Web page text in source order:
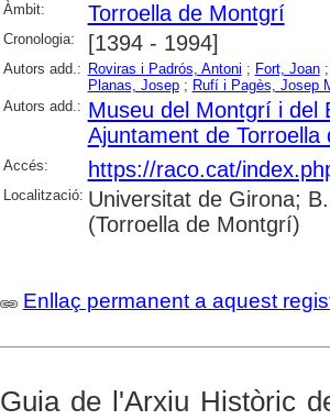
Àmbit: Torroella de Montgrí
Cronologia: [1394 - 1994]
Autors add.: Roviras i Padrós, Antoni ; Fort, Joan
Planas, Josep; Rufí i Pagès, Josep
Autors add.: Museu del Montgrí i del
Ajuntament de Torroella
Accés: https://raco.cat/
Localització: Universitat de Girona;
(Torroella de Montgrí)
Enllaç permanent a aquest
Guia de l'Arxiu Històric